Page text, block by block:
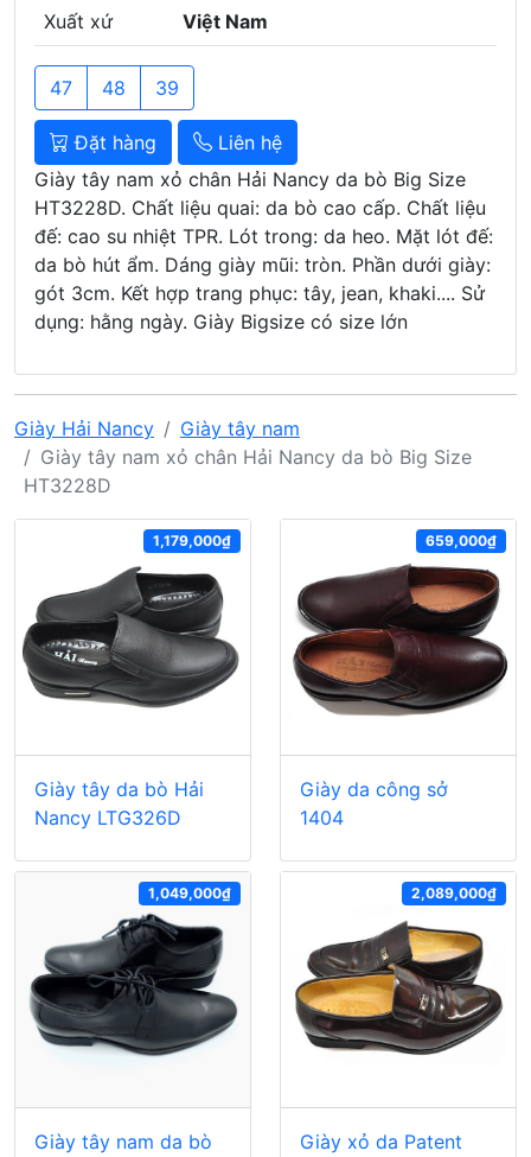
Xuất xứ Việt Nam
47 48 39
Đặt hàng
Liên hệ
Giày tây nam xỏ chân Hải Nancy da bò Big Size
HT3228D. Chất liệu quai: da bò cao cấp. Chất liệu
đế: cao su nhiệt TPR. Lót trong: da heo. Mặt lót đế:
da bò hút ẩm. Dáng giày mũi: tròn. Phần dưới giày:
gót 3cm. Kết hợp trang phục: tây, jean, khaki.... Sử
dụng: hằng ngày. Giày Bigsize có size lớn
Giày Hải Nancy
Giày tây nam
Giày tây nam xỏ chân Hải Nancy da bò Big Size
HT3228D
1,179,000₫
Giày tây da bò Hải
Nancy LTG326D
659,000₫
Giày da công sở
1404
1,049,000₫
Giày tây nam da bò
2,089,000₫
Giày xỏ da Patent